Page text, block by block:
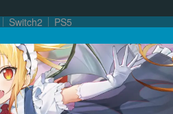
Switch2 PS5